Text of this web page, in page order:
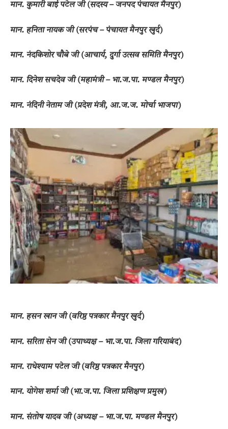
​मान. कुमारी बाई पटेल जी (सदस्य – जनपद पंचायत मैनपुर)
​मान. हनिता नायक जी (सरपंच – पंचायत मैनपुर खुर्द)
​मान. नंदकिशोर चौबे जी (आचार्य, दुर्गा उत्सव समिति मैनपुर)
​मान. दिनेश सचदेव जी (महामंत्री – भा.ज.पा. मण्डल मैनपुर)
​मान. नंदिनी नेताम जी (प्रदेश मंत्री, आ.ज.ज. मोर्चा भाजपा)
​मान. हसन खान जी (वरिष्ठ पत्रकार मैनपुर खुर्द)
​मान. सरिता सेन जी (उपाध्यक्ष – भा.ज.पा. जिला गरियाबंद)
​मान. राधेश्याम पटेल जी (वरिष्ठ पत्रकार मैनपुर)
​मान. योगेश शर्मा जी (भा.ज.पा. जिला प्रशिक्षण प्रमुख)
​मान. संतोष यादव जी (अध्यक्ष – भा.ज.पा. मण्डल मैनपुर)